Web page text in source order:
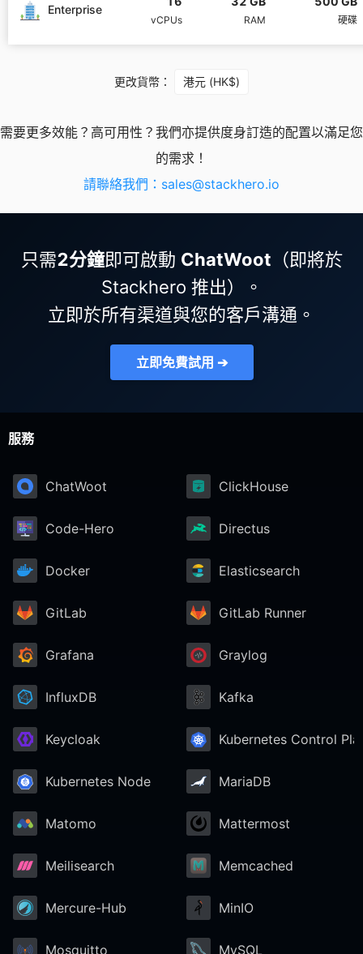
Nextcloud
NocoDB
Node.js
OpenSearch
PostgreSQL
RabbitMQ
Redis®*
RethinkDB
Valkey
Enterprise
vCPUs RAM 硬碟
更改貨幣： 港元 (HK$)
需要更多效能？高可用性？我們亦提供度身訂造的配置以滿足您
的需求！
請聯絡我們： sales@stackhero.io
只需2分鐘即可啟動 ChatWoot （即將於
Stackhero 推出）。
立即於所有渠道與您的客戶溝通。
立即免費試用 ➔
服務
ChatWoot ClickHouse
Code-Hero Directus
Docker Elasticsearch
GitLab GitLab Runner
Grafana Graylog
InfluxDB Kafka
Keycloak Kubernetes Control
Kubernetes Node MariaDB
Matomo Mattermost
Meilisearch Memcached
Mercure-Hub MinIO
Mosquitto MySQL